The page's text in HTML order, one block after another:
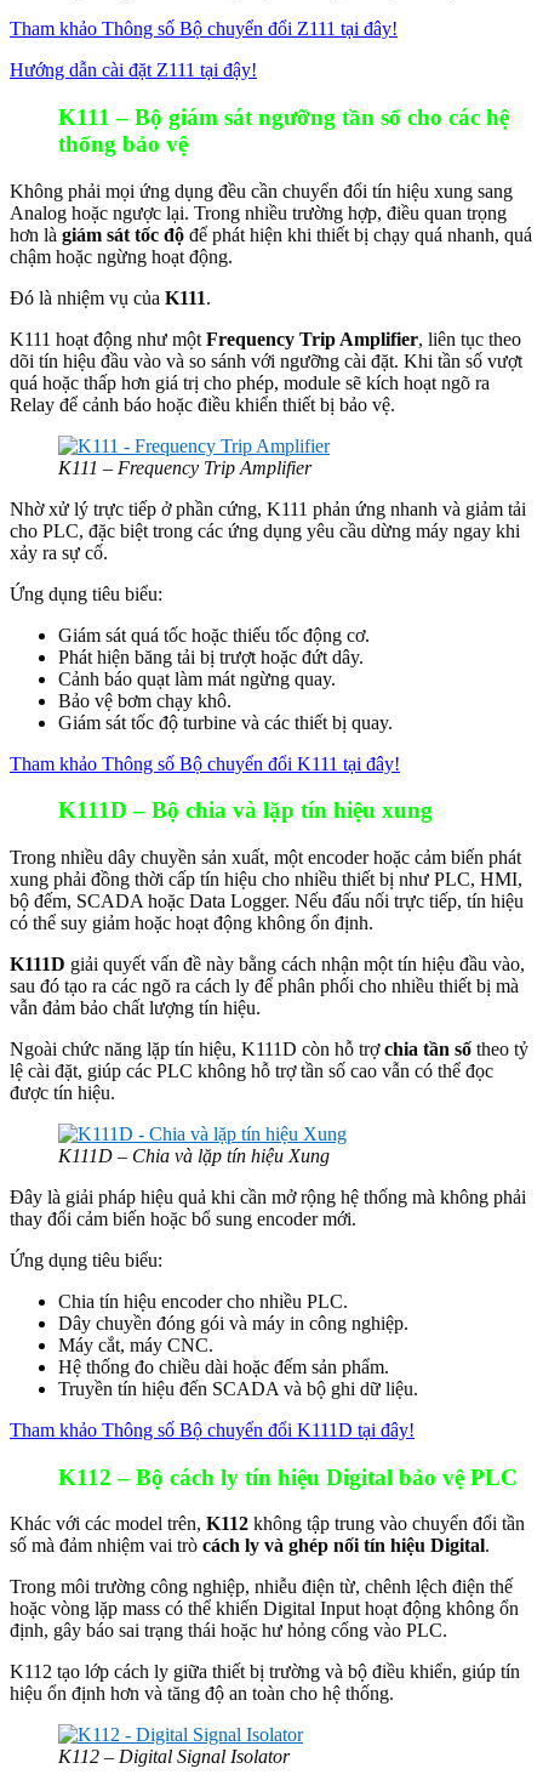
Tham khảo Thông số Bộ chuyển đổi Z111 tại đây!
Hướng dẫn cài đặt Z111 tại đậy!
K111 – Bộ giám sát ngưỡng tần số cho các hệ
thống bảo vệ
Không phải mọi ứng dụng đều cần chuyển đổi tín hiệu xung sang
Analog hoặc ngược lại. Trong nhiều trường hợp, điều quan trọng
hơn là giám sát tốc độ để phát hiện khi thiết bị chạy quá nhanh, quá
chậm hoặc ngừng hoạt động.
Đó là nhiệm vụ của K111.
K111 hoạt động như một Frequency Trip Amplifier, liên tục theo
dõi tín hiệu đầu vào và so sánh với ngưỡng cài đặt. Khi tần số vượt
quá hoặc thấp hơn giá trị cho phép, module sẽ kích hoạt ngõ ra
Relay để cảnh báo hoặc điều khiển thiết bị bảo vệ.
K111 – Frequency Trip Amplifier
Nhờ xử lý trực tiếp ở phần cứng, K111 phản ứng nhanh và giảm tải
cho PLC, đặc biệt trong các ứng dụng yêu cầu dừng máy ngay khi
xảy ra sự cố.
Ứng dụng tiêu biểu:
Giám sát quá tốc hoặc thiếu tốc động cơ.
Phát hiện băng tải bị trượt hoặc đứt dây.
Cảnh báo quạt làm mát ngừng quay.
Bảo vệ bơm chạy khô.
Giám sát tốc độ turbine và các thiết bị quay.
Tham khảo Thông số Bộ chuyển đổi K111 tại đây!
K111D – Bộ chia và lặp tín hiệu xung
Trong nhiều dây chuyền sản xuất, một encoder hoặc cảm biến phát
xung phải đồng thời cấp tín hiệu cho nhiều thiết bị như PLC, HMI,
bộ đếm, SCADA hoặc Data Logger. Nếu đấu nối trực tiếp, tín hiệu
có thể suy giảm hoặc hoạt động không ổn định.
K111D giải quyết vấn đề này bằng cách nhận một tín hiệu đầu vào,
sau đó tạo ra các ngõ ra cách ly để phân phối cho nhiều thiết bị mà
vẫn đảm bảo chất lượng tín hiệu.
Ngoài chức năng lặp tín hiệu, K111D còn hỗ trợchia tần số theo tỷ
lệ cài đặt, giúp các PLC không hỗ trợ tần số cao vẫn có thể đọc
được tín hiệu.
K111D – Chia và lặp tín hiệu Xung
Đây là giải pháp hiệu quả khi cần mở rộng hệ thống mà không phải
thay đổi cảm biến hoặc bổ sung encoder mới.
Ứng dụng tiêu biểu:
Chia tín hiệu encoder cho nhiều PLC.
Dây chuyền đóng gói và máy in công nghiệp.
Máy cắt, máy CNC.
Hệ thống đo chiều dài hoặc đếm sản phẩm.
Truyền tín hiệu đến SCADA và bộ ghi dữ liệu.
Tham khảo Thông số Bộ chuyển đổi K111D tại đây!
K112 – Bộ cách ly tín hiệu Digital bảo vệ PLC
Khác với các model trên, K112 không tập trung vào chuyển đổi tần
số mà đảm nhiệm vai trò cách ly và ghép nối tín hiệu Digital.
Trong môi trường công nghiệp, nhiễu điện từ, chênh lệch điện thế
hoặc vòng lặp mass có thể khiến Digital Input hoạt động không ổn
định, gây báo sai trạng thái hoặc hư hỏng cổng vào PLC.
K112 tạo lớp cách ly giữa thiết bị trường và bộ điều khiển, giúp tín
hiệu ổn định hơn và tăng độ an toàn cho hệ thống.
K112 – Digital Signal Isolator